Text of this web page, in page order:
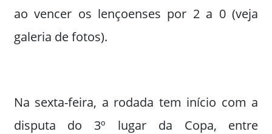
ao vencer os lençoenses por 2 a 0 (veja
galeria de fotos).
Na sexta-feira, a rodada tem início com a
disputa do 3º lugar da Copa, entre